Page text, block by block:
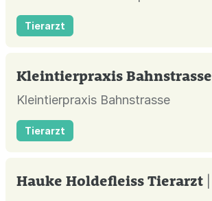
Tierarzt
Kleintierpraxis Bahnstrasse
Kleintierpraxis Bahnstrasse
Tierarzt
Hauke Holdefleiss Tierarzt